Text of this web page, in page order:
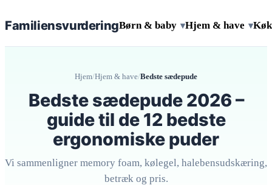
FamiliensvurderingBørn & baby ▾Hjem & have ▾
Hjem/Hjem & have/Bedste sædepude
Bedste sædepude 2026 –
guide til de 12 bedste
ergonomiske puder
Vi sammenligner memory foam, kølegel, halebensudskæring,
betræk og pris.